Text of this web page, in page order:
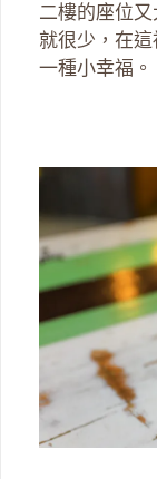
二樓的座位
就很少，在
一種小幸福。